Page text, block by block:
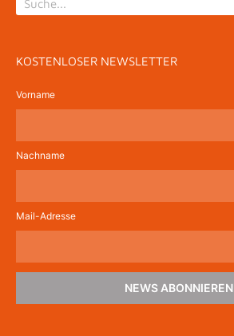
KOSTENLOSER NEWSLETTER
Vorname
Nachname
Mail-Adresse
NEWS ABONNIEREN